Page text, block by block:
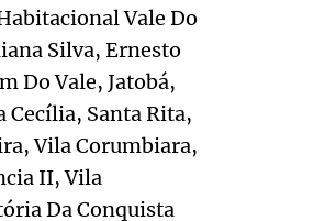
Vale Do
Silva, Ernesto
Do Vale, Jatobá,
Santa Rita,
Vila Corumbiara,
II, Vila
Da Conquista